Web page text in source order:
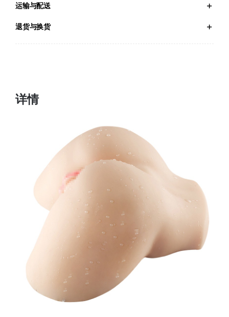
运输与配送
退货与换货
详情